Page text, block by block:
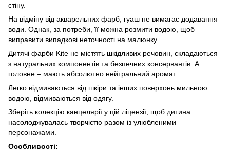
стіну.
На відміну від акварельних фарб, гуаш не вимагає додавання
води. Однак, за потреби, її можна розмити водою, щоб
виправити випадкові неточності на малюнку.
Дитячі фарби Kite не містять шкідливих речовин, складаються
з натуральних компонентів та безпечних консервантів. А
головне – мають абсолютно нейтральний аромат.
Легко відмиваються від шкіри та інших поверхонь мильною
водою, відмиваються від одягу.
Зберіть колекцію канцелярії у цій ліцензії, щоб дитина
насолоджувалась творчістю разом із улюбленими
персонажами.
Особливості: